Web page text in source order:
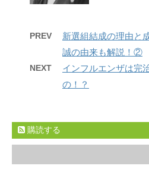
PREV
新選組結成の理由と
誠の由来も解説！②
NEXT
インフルエンザは完
の！？
購読する